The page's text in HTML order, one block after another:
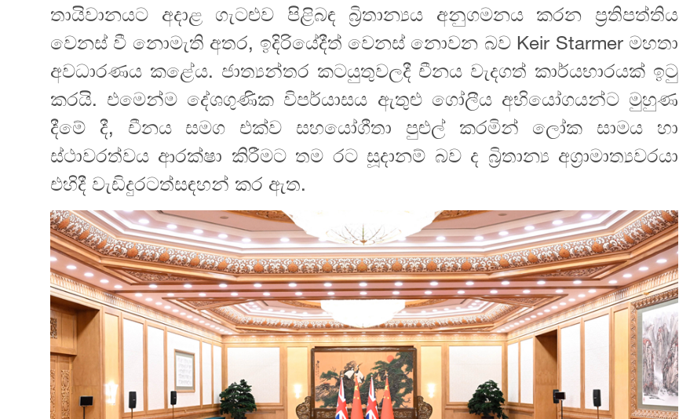
තායිවානයට අදාළ ගැටළුව පිළිබඳ බ්‍රිතාන්‍යය අනුගමනය කරන ප්‍රතිපත්තිය
වෙනස් වී නොමැති අතර, ඉදිරියේදීත් වෙනස් නොවන බව Keir Starmer මහතා
අවධාරණය කළේය. ජාත්‍යන්තර කටයුතුවලදී චීනය වැදගත් කාර්යභාරයක් ඉටු
කරයි. එමෙන්ම දේශගුණික විපර්යාසය ඇතුළු ගෝලීය අභියෝගයන්ට මුහුණ
දීමේ දී, චීනය සමග එක්ව සහයෝගීතා පුළුල් කරමින් ලෝක සාමය හා
ස්ථාවරත්වය ආරක්ෂා කිරීමට තම රට සූදානම් බව ද බ්‍රිතාන්‍ය අග්‍රාමාත්‍යවරයා
එහිදී වැඩිදුරටත්සඳහන් කර ඇත.